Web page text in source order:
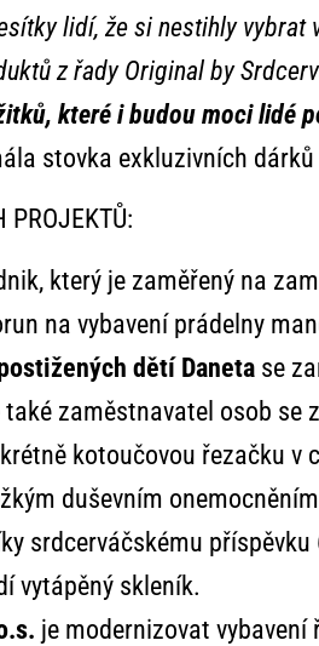
lidí, že si nestihly
z řady Original by
které i budou moci lidé
stovka exkluzivních
PROJEKTŮ:
který je zaměřený na
na vybavení prádelny
dětí Daneta se
zaměstnavatel osob
kotoučovou řezačku v
duševním
srdcerváčskému
vytápěný skleník.
je modernizovat vybavení